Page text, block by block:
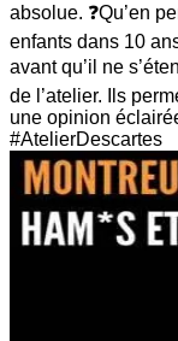
absolue. ❓Qu’en
enfants dans 10
avant qu’il ne
de l’atelier. Ils
une opinion
#AtelierDescartes